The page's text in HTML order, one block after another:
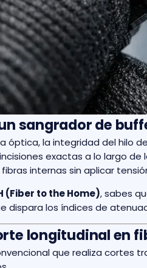
sangrador de
óptica, la integridad del hilo
exactas a lo largo
internas sin aplicar
(Fiber to the Home), sabes
dispara los índices de
longitudinal en
que realiza cortes